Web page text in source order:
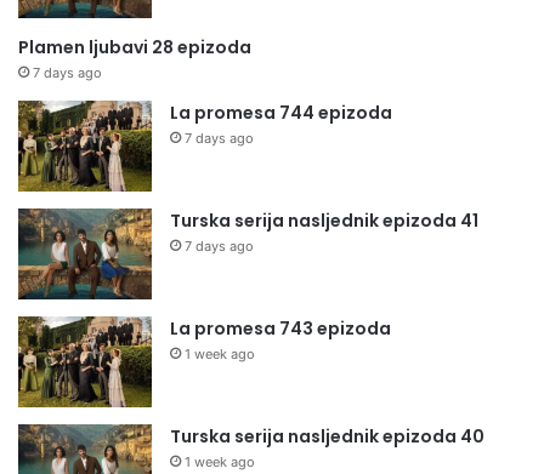
Plamen ljubavi 28 epizoda
7 days ago
La promesa 744 epizoda
7 days ago
Turska serija nasljednik epizoda 41
7 days ago
La promesa 743 epizoda
1 week ago
Turska serija nasljednik epizoda 40
1 week ago